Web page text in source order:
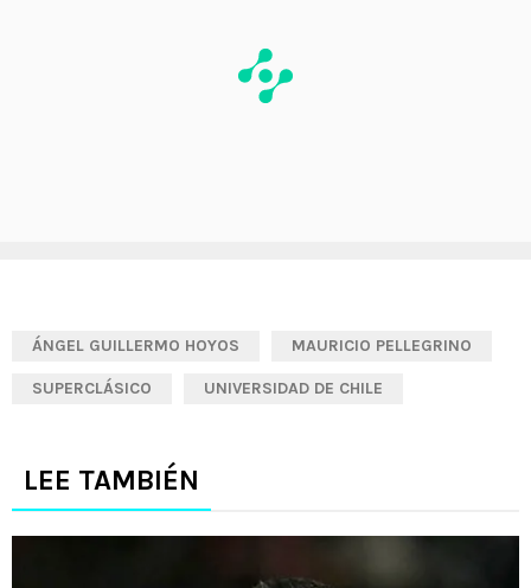
ÁNGEL GUILLERMO HOYOS MAURICIO PELLEGRINO
SUPERCLÁSICO UNIVERSIDAD DE CHILE
LEE TAMBIÉN